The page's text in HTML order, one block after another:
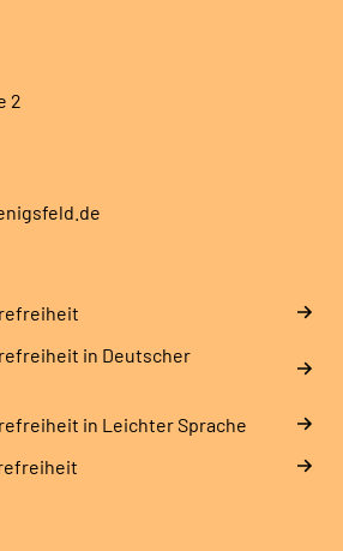
2
in Deutscher
in Leichter Sprache